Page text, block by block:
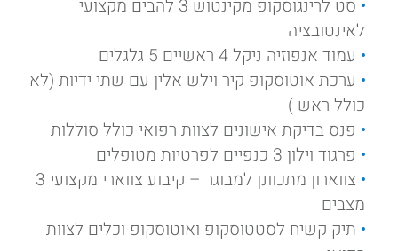
סט לרינגוסקופ מקינטוש 3 להבים מקצועי
לאינטובציה
עמוד אנפוזיה ניקל 4 ראשיים 5 גלגלים
ערכת אוטוסקופ קיר וילש אלין עם שתי ידיות (לא
כולל ראש )
פנס בדיקת אישונים לצוות רפואי כולל סוללות
פרגוד וילון 3 כנפיים לפרטיות מטופלים
צווארון מתכוונן למבוגר – קיבוע צווארי מקצועי 3
מצבים
תיק קשיח לסטטוסקופ ואוטוסקופ וכלים לצוות